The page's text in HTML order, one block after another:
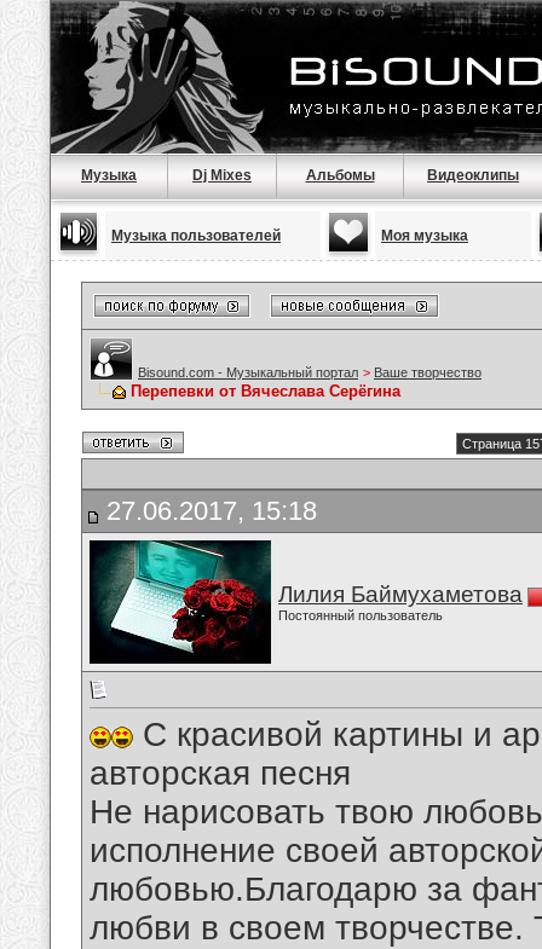
Музыка Dj Mixes Альбомы Видеоклипы
Музыка пользователей Моя музыка
Bisound.com - Музыкальный портал > Ваше творчество
Перепевки от Вячеслава Серёгина
Страница
27.06.2017, 15:18
Лилия Баймухаметова
Постоянный пользователь
С красивой картины и
авторская песня
Не нарисовать твою
исполнение своей
любовью.Благодарю за
любви в своем